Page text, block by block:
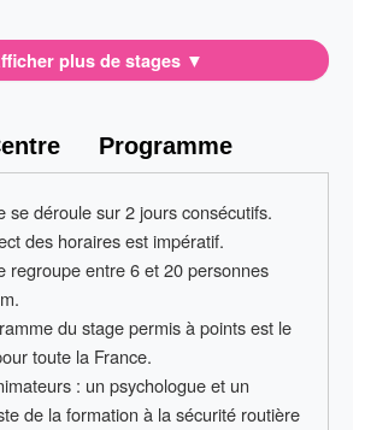
plus de stages ▼
Programme
se déroule sur2 jours consécutifs.
des horaires est impératif.
regroupe entre6 et 20 personnes
du stage permis à pointsest le
toute la France.
: un psychologue et un
de la formation à la sécurité routière